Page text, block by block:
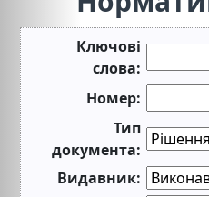
Ключові
слова:
Номер:
Тип
документа:
Видавник: